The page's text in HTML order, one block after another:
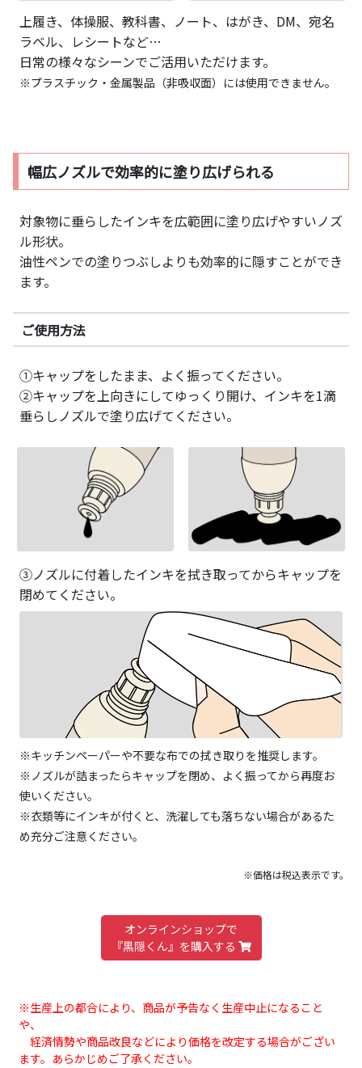
上履き、体操服、教科書、ノート、はがき、DM、宛名
ラベル、レシートなど…
日常の様々なシーンでご活用いただけます。
※プラスチック・金属製品（非吸収面）には使用できません。
幅広ノズルで効率的に塗り広げられる
対象物に垂らしたインキを広範囲に塗り広げやすいノズ
ル形状。
油性ペンでの塗りつぶしよりも効率的に隠すことができ
ます。
ご使用方法
①キャップをしたまま、よく振ってください。
②キャップを上向きにしてゆっくり開け、インキを1滴
垂らしノズルで塗り広げてください。
③ノズルに付着したインキを拭き取ってからキャップを
閉めてください。
※キッチンペーパーや不要な布での拭き取りを推奨します。
※ノズルが詰まったらキャップを閉め、よく振ってから再度お
使いください。
※衣類等にインキが付くと、洗濯しても落ちない場合があるた
め充分ご注意ください。
※価格は税込表示です。
オンラインショップで
『黒隠くん』を購入する
※生産上の都合により、商品が予告なく生産中止になること
や、
経済情勢や商品改良などにより価格を改定する場合がござい
ます。あらかじめご了承ください。